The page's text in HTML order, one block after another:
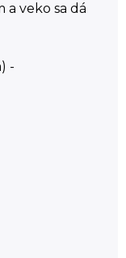
a veko sa dá
-